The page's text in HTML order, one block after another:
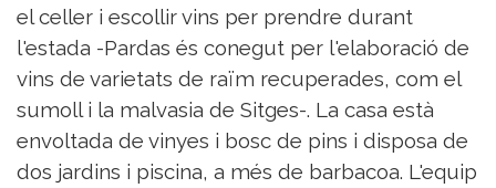
el celler i escollir vins per prendre durant
l'estada -Pardas és conegut per l'elaboració de
vins de varietats de raïm recuperades, com el
sumoll i la malvasia de Sitges-. La casa està
envoltada de vinyes i bosc de pins i disposa de
dos jardins i piscina, a més de barbacoa. L'equip